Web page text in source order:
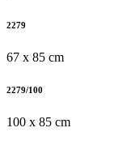
2279
67 x 85 cm
2279/100
100 x 85 cm